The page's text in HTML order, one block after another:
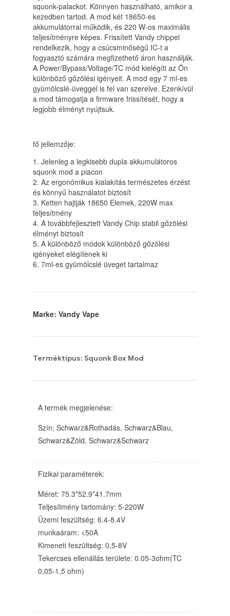
squonk-palackot. Könnyen használható, amikor a
kezedben tartod. A mod két 18650-es
akkumulátorral működik, és 220 W-os maximális
teljesítményre képes. Frissített Vandy chippel
rendelkezik, hogy a csúcsminőségű IC-t a
fogyasztó számára megfizethető áron használják.
A Power/Bypass/Voltage/TC mód kielégíti az Ön
különböző gőzölési igényeit. A mod egy 7 ml-es
gyümölcslé-üveggel is fel van szerelve. Ezenkívül
a mod támogatja a firmware frissítését, hogy a
legjobb élményt nyújtsuk.
fő jellemzője:
1. Jelenleg a legkisebb dupla akkumulátoros
squonk mod a piacon
2. Az ergonómikus kialakítás természetes érzést
és könnyű használatot biztosít
3. Ketten hajtják 18650 Elemek, 220W max
teljesítmény
4. A továbbfejlesztett Vandy Chip stabil gőzölési
élményt biztosít
5. A különböző módok különböző gőzölési
igényeket elégítenek ki
6. 7ml-es gyümölcslé üveget tartalmaz
Marke: Vandy Vape
Terméktípus: Squonk Box Mod
A termék megjelenése:
Szín: Schwarz&Rothadás, Schwarz&Blau,
Schwarz&Zöld, Schwarz&Schwarz
Fizikai paraméterek:
Méret: 75.3*52.9*41.7mm
Teljesítmény tartomány: 5-220W
Üzemi feszültség: 6.4-8.4V
munkaáram: <50A
Kimeneti feszültség: 0,5-8V
Tekercses ellenállás területe: 0.05-3ohm(TC
0,05-1,5 ohm)